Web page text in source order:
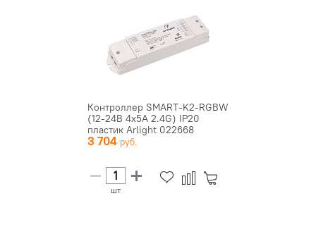
Контроллер SMART-K2-RGBW
(12-24В 4х5А 2.4G) IP20
пластик Arlight 022668
3 704
шт